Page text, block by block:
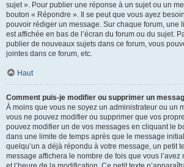
sujet ». Pour publier une réponse à un sujet ou un
bouton « Répondre ». Il se peut que vous ayez
pouvoir rédiger un message. Sur chaque forum, une
est affichée en bas de l’écran du forum ou du sujet.
publier de nouveaux sujets dans ce forum, vous
jointes dans ce forum, etc.
Haut
Comment puis-je modifier ou supprimer un
À moins que vous ne soyez un administrateur ou un
vous ne pouvez modifier ou supprimer que vos
pouvez modifier un de vos messages en cliquant le
dans une limite de temps après que le message
quelqu’un a déjà répondu à votre message, un petit
message affichera le nombre de fois que vous l’avez